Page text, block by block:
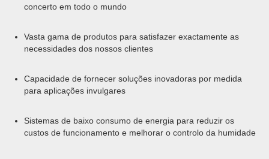
concerto em todo o mundo
Vasta gama de produtos para satisfazer exactamente as
necessidades dos nossos clientes
Capacidade de fornecer soluções inovadoras por medida
para aplicações invulgares
Sistemas de baixo consumo de energia para reduzir os
custos de funcionamento e melhorar o controlo da humidade